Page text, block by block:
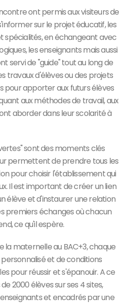
ont permis aux visiteurs de
sur le projet éducatif, les
spécialités, en échangeant avec
les enseignants mais aussi
servi de "guide" tout au long de
travaux d'élèves ou des projets
pour apporter aux futurs élèves
aux méthodes de travail, aux
aborder dans leur scolarité à
sont des moments clés
permettent de prendre tous les
pour choisir l'établissement qui
Il est important de créer un lien
élève et d'instaurer une relation
premiers échanges où chacun
ce qu'il espère.
la maternelle au BAC+3, chaque
et de conditions
pour réussir et s'épanouir. A ce
2000 élèves sur ses 4 sites,
et encadrés par une